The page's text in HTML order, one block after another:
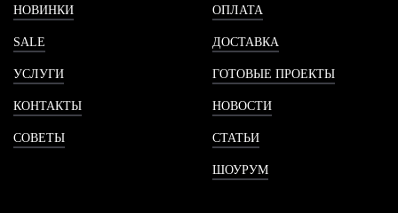
НОВИНКИ
SALE
УСЛУГИ
КОНТАКТЫ
СОВЕТЫ
ОПЛАТА
ДОСТАВКА
ГОТОВЫЕ ПРОЕКТЫ
НОВОСТИ
СТАТЬИ
ШОУРУМ